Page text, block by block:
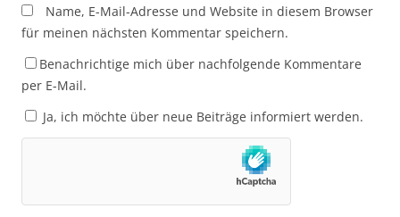
Name, E-Mail-Adresse und Website in diesem Browser
für meinen nächsten Kommentar speichern.
Benachrichtige mich über nachfolgende Kommentare
per E-Mail.
Ja, ich möchte über neue Beiträge informiert werden.